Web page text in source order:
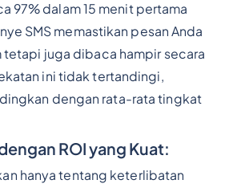
97% dalam 15 menit pertama
SMS memastikan pesan Anda
juga dibaca hampir secara
ini tidak tertandingi,
dengan rata-rata tingkat
ROI yang Kuat:
hanya tentang keterlibatan